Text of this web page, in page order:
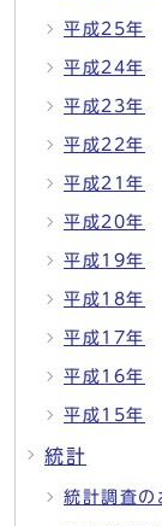
平成25年
平成24年
平成23年
平成22年
平成21年
平成20年
平成19年
平成18年
平成17年
平成16年
平成15年
統計
統計調査の